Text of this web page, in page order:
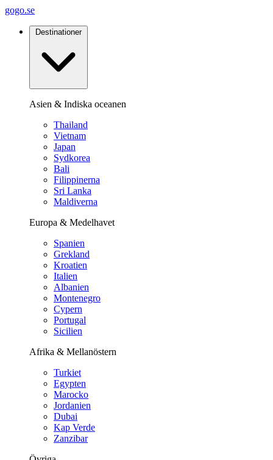
gogo.se
Destinationer
Asien & Indiska oceanen
Thailand
Vietnam
Japan
Sydkorea
Bali
Filippinerna
Sri Lanka
Maldiverna
Europa & Medelhavet
Spanien
Grekland
Kroatien
Italien
Albanien
Montenegro
Cypern
Portugal
Sicilien
Afrika & Mellanöstern
Turkiet
Egypten
Marocko
Jordanien
Dubai
Kap Verde
Zanzibar